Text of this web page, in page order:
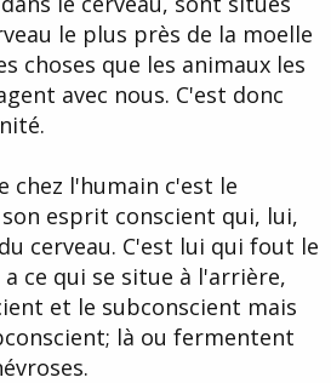
le plus près de la moelle
choses que les animaux les
avec nous. C'est donc
chez l'humain c'est le
esprit conscient qui, lui,
cerveau. C'est lui qui fout le
ce qui se situe à l'arrière,
et le subconscient mais
là ou fermentent